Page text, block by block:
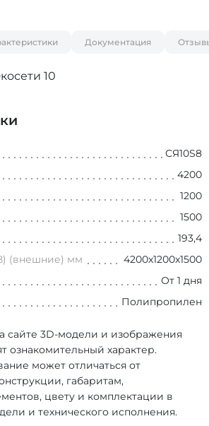
Документация
10
СЯ10S8
4200
1200
1500
193,4
(внешние) мм
4200х1200х1500
От 1 дня
Полипропилен
сайте 3D-модели и изображения
ознакомительный характер.
может отличаться от
габаритам,
цвету и комплектации в
и технического исполнения.